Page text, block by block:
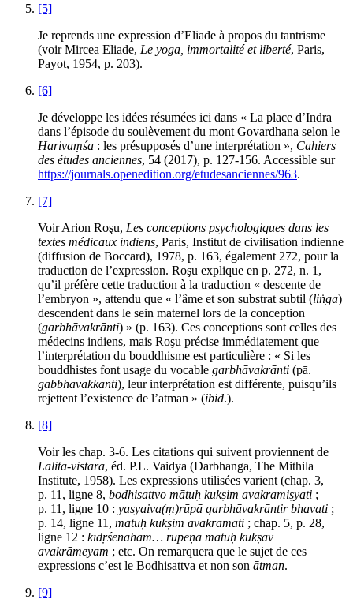
[5]
Je reprends une expression d’Eliade à propos du tantrisme
(voir Mircea Eliade, Le yoga, immortalité et liberté, Paris,
Payot, 1954, p. 203).
[6]
Je développe les idées résumées ici dans « La place d’Indra
dans l’épisode du soulèvement du mont Govardhana selon le
Harivaṃśa : les présupposés d’une interprétation », Cahiers
des études anciennes, 54 (2017), p. 127-156. Accessible sur
https://journals.openedition.org/etudesanciennes/963.
[7]
Voir Arion Roşu, Les conceptions psychologiques dans les
textes médicaux indiens, Paris, Institut de civilisation indienne
(diffusion de Boccard), 1978, p. 163, également 272, pour la
traduction de l’expression. Roşu explique en p. 272, n. 1,
qu’il préfère cette traduction à la traduction « descente de
l’embryon », attendu que « l’âme et son substrat subtil (liṅga)
descendent dans le sein maternel lors de la conception
(garbhāvakrānti) » (p. 163). Ces conceptions sont celles des
médecins indiens, mais Roşu précise immédiatement que
l’interprétation du bouddhisme est particulière : « Si les
bouddhistes font usage du vocable garbhāvakrānti (pā.
gabbhāvakkanti), leur interprétation est différente, puisqu’ils
rejettent l’existence de l’ātman » (ibid.).
[8]
Voir les chap. 3-6. Les citations qui suivent proviennent de
Lalita-vistara, éd. P.L. Vaidya (Darbhanga, The Mithila
Institute, 1958). Les expressions utilisées varient (chap. 3,
p. 11, ligne 8, bodhisattvo mātuḥ kukṣim avakramiṣyati ;
p. 11, ligne 10 : yasyaiva(ṃ)rūpā garbhāvakrāntir bhavati ;
p. 14, ligne 11, mātuḥ kukṣim avakrāmati ; chap. 5, p. 28,
ligne 12 : kīdṛśenāham… rūpeṇa mātuḥ kukṣāv
avakrāmeyam ; etc. On remarquera que le sujet de ces
expressions c’est le Bodhisattva et non son ātman.
[9]